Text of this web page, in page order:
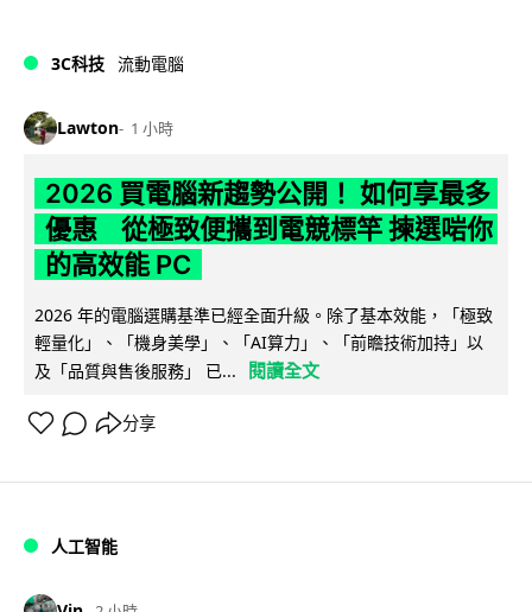
3C科技 流動電腦
Lawton 1 小時
2026 買電腦新趨勢公開！ 如何享最多
優惠 從極致便攜到電競標竿 揀選啱你
的高效能 PC
2026 年的電腦選購基準已經全面升級。除了基本效能，「極致
輕量化」、「機身美學」、「AI算力」、「前瞻技術加持」以
及「品質與售後服務」 已...
閱讀全文
分享
人工智能